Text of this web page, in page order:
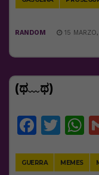
RANDOM 15
(ಥ﹏ಥ)
GUERRA MEMES